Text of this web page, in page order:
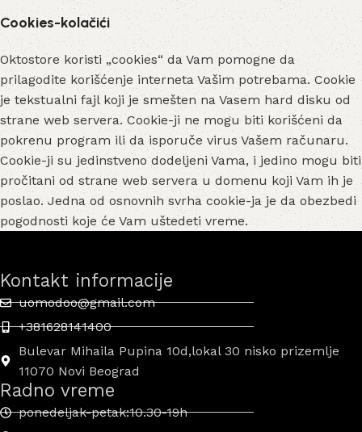
Cookies-kolačići
Oktostore koristi „cookies“ da Vam pomogne da
prilagodite korišćenje interneta Vašim potrebama. Cookie
je tekstualni fajl koji je smešten na Vasem hard disku od
strane web servera. Cookie-ji ne mogu biti korišćeni da
pokrenu program ili da isporuče virus Vašem računaru.
Cookie-ji su jedinstveno dodeljeni Vama, i jedino mogu biti
pročitani od strane web servera u domenu koji Vam ih je
poslao. Jedna od osnovnih svrha cookie-ja je da obezbedi
pogodnosti koje će Vam uštedeti vreme.
Kontakt informacije
uomodoo@gmail.com
+381628141400
Bulevar Mihaila Pupina 10d,lokal 30 nisko prizemlje
11070 Novi Beograd
Radno vreme
ponedeljak-petak:10.30-19h